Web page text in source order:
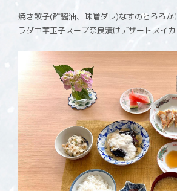
焼き餃子(酢醤油、味噌ダレ)なすのとろろか
ラダ中華玉子スープ奈良漬けデザートスイカ